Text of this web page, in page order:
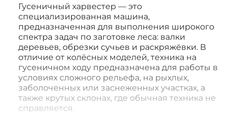
Гусеничный харвестер — это
специализированная машина,
предназначенная для выполнения широкого
спектра задач по заготовке леса: валки
деревьев, обрезки сучьев и раскряжёвки. В
отличие от колёсных моделей, техника на
гусеничном ходу предназначена для работы в
условиях сложного рельефа, на рыхлых,
заболоченных или заснеженных участках, а
также крутых склонах, где обычная техника не
справляется.